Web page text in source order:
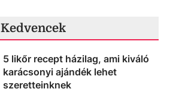
Kedvencek
5 likőr recept házilag, ami kiváló
karácsonyi ajándék lehet
szeretteinknek